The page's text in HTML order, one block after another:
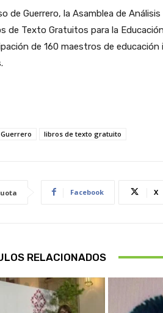
de Guerrero, la Asamblea de
de Texto Gratuitos para la
de 160 maestros de educación
Guerrero libros de texto gratuito
Facebook X
RELACIONADOS